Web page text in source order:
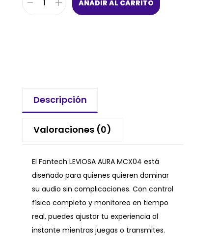
AÑADIR AL CARRITO
Descripción
Valoraciones (0)
El Fantech LEVIOSA AURA MCX04 está
diseñado para quienes quieren dominar
su audio sin complicaciones. Con control
físico completo y monitoreo en tiempo
real, puedes ajustar tu experiencia al
instante mientras juegas o transmites.